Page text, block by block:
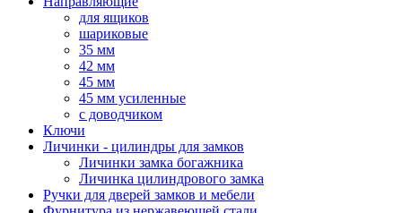
для ящиков
шариковые
35 мм
42 мм
45 мм
45 мм усиленные
с доводчиком
Ключи
Личинки - цилиндры для замков
Личинки замка богажника
Личинка цилиндрового замка
Ручки для дверей замков и мебели